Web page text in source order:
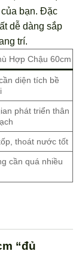
bạn. Đặc
dễ dàng sắp
trí.
Hợp Chậu 60cm
diện tích bề
phát triển thân
thoát nước tốt
cần quá nhiều
“đủ